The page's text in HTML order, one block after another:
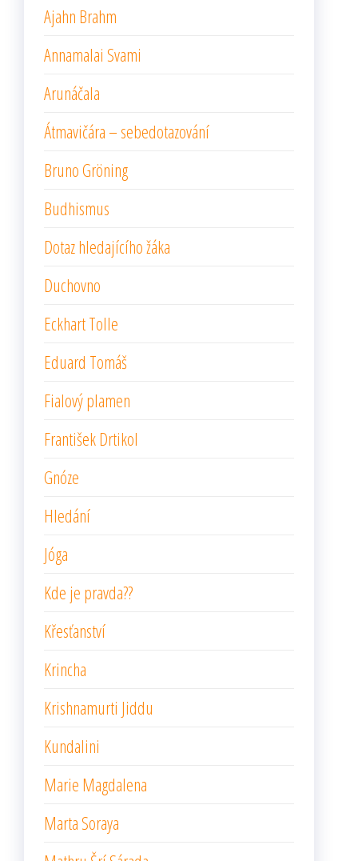
Ajahn Brahm
Annamalai Svami
Arunáčala
Átmavičára – sebedotazování
Bruno Gröning
Budhismus
Dotaz hledajícího žáka
Duchovno
Eckhart Tolle
Eduard Tomáš
Fialový plamen
František Drtikol
Gnóze
Hledání
Jóga
Kde je pravda??
Křesťanství
Krincha
Krishnamurti Jiddu
Kundalini
Marie Magdalena
Marta Soraya